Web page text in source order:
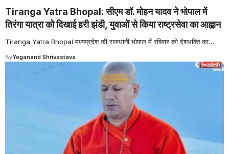
Tiranga Yatra Bhopal: सीएम डॉ. मोहन यादव ने भोपाल में
तिरंगा यात्रा को दिखाई हरी झंडी, युवाओं से किया राष्ट्रसेवा का आह्वान
Tiranga Yatra Bhopal मध्यप्रदेश की राजधानी भोपाल में रविवार को देशभक्ति का…
ByYoganand Shrivastava